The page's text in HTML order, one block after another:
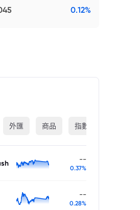
0.12%
外匯 商品 指數
--
0.37%
--
0.28%